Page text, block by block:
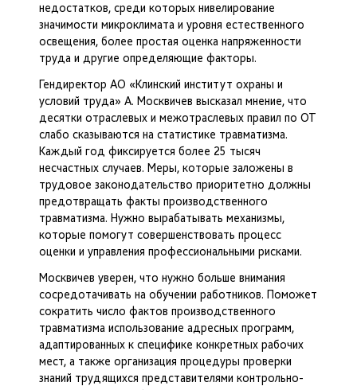
недостатков, среди которых нивелирование
значимости микроклимата и уровня естественного
освещения, более простая оценка напряженности
труда и другие определяющие факторы.
Гендиректор АО «Клинский институт охраны и
условий труда» А. Москвичев высказал мнение, что
десятки отраслевых и межотраслевых правил по ОТ
слабо сказываются на статистике травматизма.
Каждый год фиксируется более 25 тысяч
несчастных случаев. Меры, которые заложены в
трудовое законодательство приоритетно должны
предотвращать факты производственного
травматизма. Нужно вырабатывать механизмы,
которые помогут совершенствовать процесс
оценки и управления профессиональными рисками.
Москвичев уверен, что нужно больше внимания
сосредотачивать на обучении работников. Поможет
сократить число фактов производственного
травматизма использование адресных программ,
адаптированных к специфике конкретных рабочих
мест, а также организация процедуры проверки
знаний трудящихся представителями контрольно-